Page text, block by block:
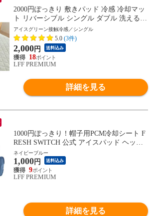
2000円ぽっきり 敷きパッド 冷感 冷却マッ
ト リバーシブル シングル ダブル 洗える
抗菌 制菌 防臭 ひんやりマット ベッドパッ
ド 冷感マット 冷感敷きパッド 夏用 ひんや
り 接触冷感 クール 涼感 涼しい 冷感寝具
涼感寝具 暑さ対策
アイスグリーン接触冷感／シングル
5.0 (3件)
2,000円 送料込み
18
LFF PREMIUM
詳細を見る
1000円ぽっきり！帽子用PCM冷却シート F
RESH SWITCH 公式 アイスパッド ヘッド
クール クールパッド スマートエコ アイス
ヘッドクーラー PCM クールヘッド 帽子 保
冷剤 頭 冷却 クール 持続冷感 ひんやり 熱
中症対策 暑さ対策 冷感グッズ 夏
ネイビーブルー
1,000円 送料込み
9
LFF PREMIUM
詳細を見る